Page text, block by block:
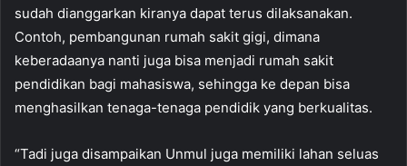
sudah dianggarkan kiranya dapat terus dilaksanakan.
Contoh, pembangunan rumah sakit gigi, dimana
keberadaanya nanti juga bisa menjadi rumah sakit
pendidikan bagi mahasiswa, sehingga ke depan bisa
menghasilkan tenaga-tenaga pendidik yang berkualitas.
“Tadi juga disampaikan Unmul juga memiliki lahan seluas